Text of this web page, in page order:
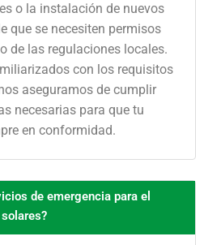
o la instalación de nuevos
que se necesiten permisos
de las regulaciones locales.
con los requisitos
aseguramos de cumplir
necesarias para que tu
en conformidad.
de emergencia para el